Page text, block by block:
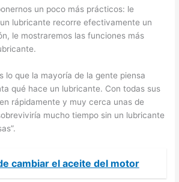
un poco más prácticos: le
lubricante recorre efectivamente un
le mostraremos las funciones más
lo que la mayoría de la gente piensa
qué hace un lubricante. Con todas sus
rápidamente y muy cerca unas de
mucho tiempo sin un lubricante
cambiar el aceite del motor